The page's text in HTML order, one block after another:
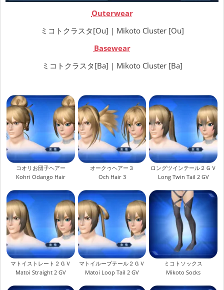
Outerwear
ミコトクラスタ[Ou] | Mikoto Cluster [Ou]
Basewear
ミコトクラスタ[Ba] | Mikoto Cluster [Ba]
コオリお団子ヘアー
Kohri Odango Hair
オークゥヘアー３
Och Hair 3
ロングツインテール２ＧＶ
Long Twin Tail 2 GV
マトイストレート２ＧＶ
Matoi Straight 2 GV
マトイループテール２ＧＶ
Matoi Loop Tail 2 GV
ミコトソックス
Mikoto Socks